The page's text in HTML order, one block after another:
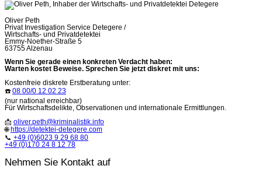
Oliver Peth
Privat Investigation Service Detegere /
Wirtschafts- und Privatdetektei
Emmy-Noether-Straße 5
63755 Alzenau
Wenn Sie gerade einen konkreten Verdacht haben:
Warten kostet Beweise. Sprechen Sie jetzt diskret mit uns:
Kostenfreie diskrete Erstberatung unter:
☎️ 08 00/0 12 02 23
(nur national erreichbar)
Für Wirtschaftsdelikte, Observationen und internationale Ermittlungen.
📩 oliver.peth@kriminalistik.info
🌐 https://detektei-detegere.com
📞 +49 (0)6023 9 29 68 80
+49 (0)170 24 8 12 78
Nehmen Sie Kontakt auf